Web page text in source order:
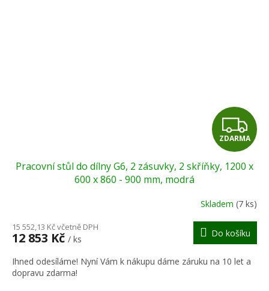
Z
D
A
R
M
A
ZDARMA
Pracovní stůl do dílny G6, 2 zásuvky, 2 skříňky, 1200 x
600 x 860 - 900 mm, modrá
Skladem (7 ks)
15 552,13 Kč včetně DPH
12 853 Kč / ks
Do košíku
Ihned odesíláme! Nyní Vám k nákupu dáme záruku na 10 let a
dopravu zdarma!